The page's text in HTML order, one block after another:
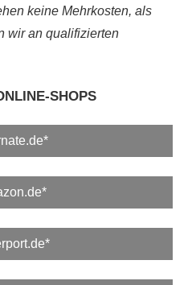
keine Mehrkosten, als
wir an qualifizierten
SHOPS